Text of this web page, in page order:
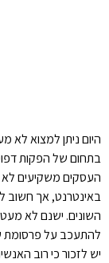
היום ניתן למצוא לא
בתחום של הפקות
העסקים משקיעים לא
באינטרנט, אך חשוב
השונים. ישנם לא
להתעכב על פרסומת
יש לזכור כי רוב